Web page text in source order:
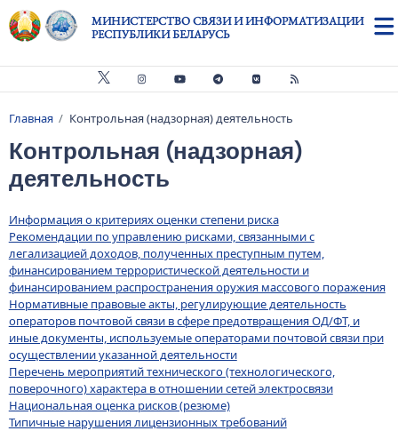
Перейти к основному содержанию
МИНИСТЕРСТВО СВЯЗИ И ИНФОРМАТИЗАЦИИ
РЕСПУБЛИКИ БЕЛАРУСЬ
Строка навигации
Главная Контрольная (надзорная) деятельность
Контрольная (надзорная)
деятельность
Информация о критериях оценки степени риска
Рекомендации по управлению рисками, связанными с
легализацией доходов, полученных преступным путем,
финансированием террористической деятельности и
финансированием распространения оружия массового поражения
Нормативные правовые акты, регулирующие деятельность
операторов почтовой связи в сфере предотвращения ОД/ФТ, и
иные документы, используемые операторами почтовой связи при
осуществлении указанной деятельности
Перечень мероприятий технического (технологического,
поверочного) характера в отношении сетей электросвязи
Национальная оценка рисков (резюме)
Типичные нарушения лицензионных требований